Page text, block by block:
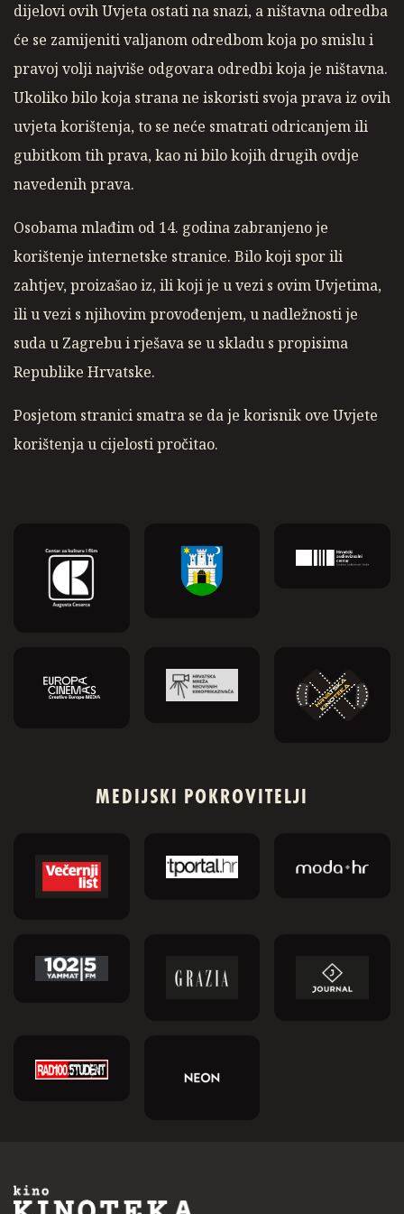
dijelovi ovih Uvjeta ostati na snazi, a ništavna odredba
će se zamijeniti valjanom odredbom koja po smislu i
pravoj volji najviše odgovara odredbi koja je ništavna.
Ukoliko bilo koja strana ne iskoristi svoja prava iz ovih
uvjeta korištenja, to se neće smatrati odricanjem ili
gubitkom tih prava, kao ni bilo kojih drugih ovdje
navedenih prava.
Osobama mlađim od 14. godina zabranjeno je
korištenje internetske stranice. Bilo koji spor ili
zahtjev, proizašao iz, ili koji je u vezi s ovim Uvjetima,
ili u vezi s njihovim provođenjem, u nadležnosti je
suda u Zagrebu i rješava se u skladu s propisima
Republike Hrvatske.
Posjetom stranici smatra se da je korisnik ove Uvjete
korištenja u cijelosti pročitao.
MEDIJSKI POKROVITELJI